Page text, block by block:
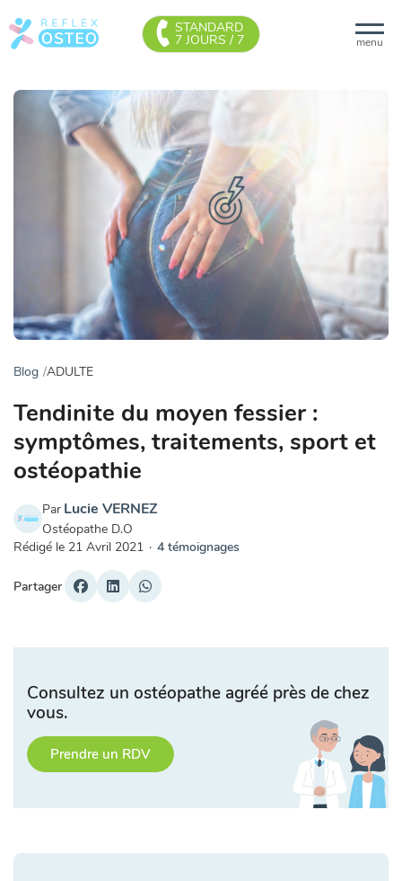
menu
STANDARD
7 JOURS / 7
Blog ADULTE
Tendinite du moyen fessier :
symptômes, traitements, sport et
ostéopathie
Par Lucie VERNEZ
Ostéopathe D.O
Rédigé le 21 Avril 2021 · 4 témoignages
Partager
Consultez un ostéopathe agréé près de chez
vous.
Prendre un RDV